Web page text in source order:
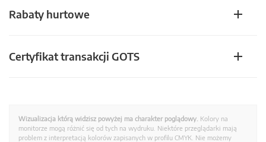
Rabaty hurtowe
Certyfikat transakcji GOTS
Wizualizacja którą widzisz powyżej ma charakter poglądowy. Kolory na
monitorze mogą różnić się od tych na wydruku. Niektóre przeglądarki mają
problem z interpretacją kolorów zapisanych w profilu CMYK. Nie możemy